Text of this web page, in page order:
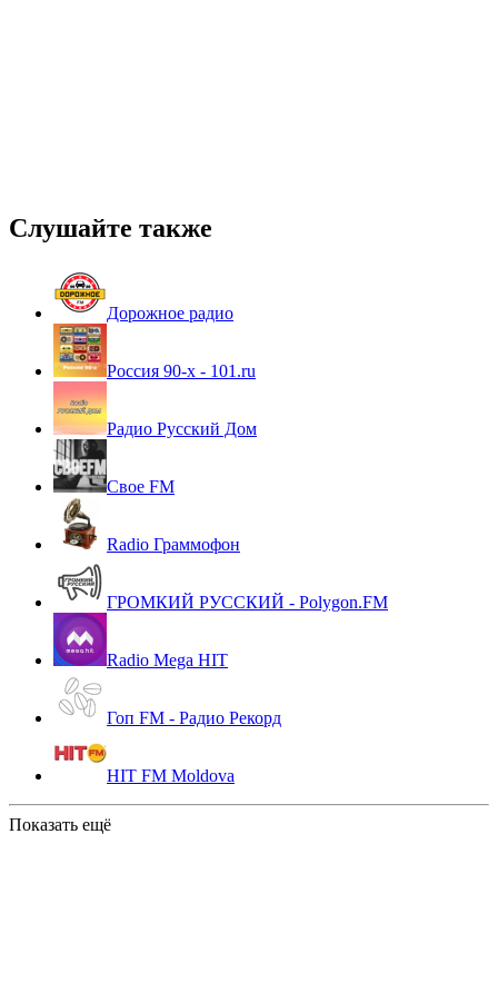
Слушайте также
Дорожное радио
Россия 90-х - 101.ru
Радио Русский Дом
Свое FM
Radio Граммофон
ГРОМКИЙ РУССКИЙ - Polygon.FM
Radio Mega HIT
Гоп FM - Радио Рекорд
HIT FM Moldova
Показать ещё